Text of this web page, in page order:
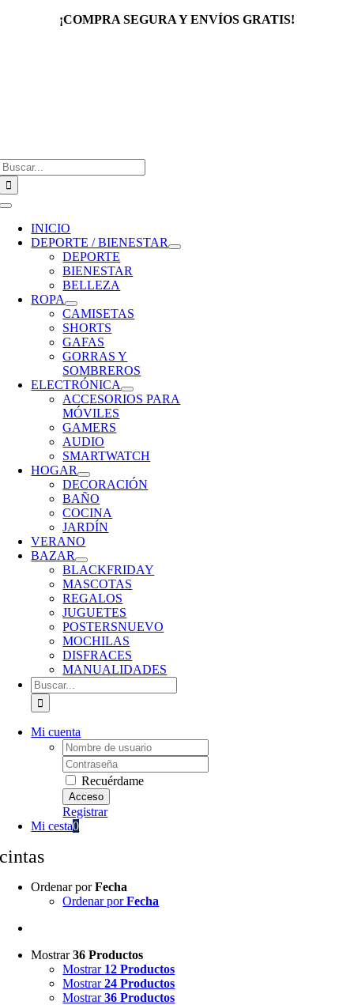
¡COMPRA SEGURA Y ENVÍOS GRATIS!
Toggle
Navigation
INICIO
DEPORTE / BIENESTAR
DEPORTE
BIENESTAR
BELLEZA
ROPA
CAMISETAS
SHORTS
GAFAS
GORRAS Y
SOMBREROS
ELECTRÓNICA
ACCESORIOS PARA
MÓVILES
GAMERS
AUDIO
SMARTWATCH
HOGAR
DECORACIÓN
BAÑO
COCINA
JARDÍN
VERANO
BAZAR
BLACKFRIDAY
MASCOTAS
REGALOS
JUGUETES
POSTERSNUEVO
MOCHILAS
DISFRACES
MANUALIDADES
Buscar:
Mi cuenta
Username:
Password:
Recuérdame
Registrar
Mi cesta0
cintas
Ordenar porFecha
Ordenar porFecha
Mostrar36 Productos
Mostrar 12 Productos
Mostrar24 Productos
Mostrar36 Productos